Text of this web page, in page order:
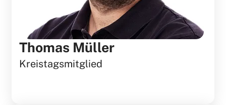
Thomas Müller
Kreistagsmitglied